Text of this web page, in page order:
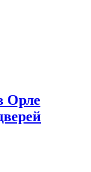
Орле